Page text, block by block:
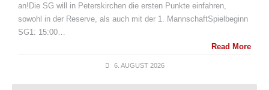
an!Die SG will in Peterskirchen die ersten Punkte einfahren,
sowohl in der Reserve, als auch mit der 1. MannschaftSpielbeginn
SG1: 15:00…
Read More
6. AUGUST 2026